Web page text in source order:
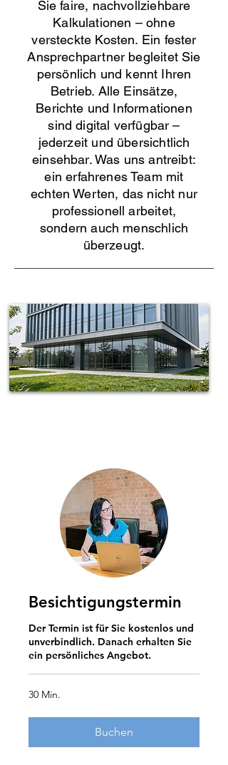
Sie faire, nachvollziehbare
Kalkulationen – ohne
versteckte Kosten. Ein fester
Ansprechpartner begleitet Sie
persönlich und kennt Ihren
Betrieb. Alle Einsätze,
Berichte und Informationen
sind digital verfügbar –
jederzeit und übersichtlich
einsehbar. Was uns antreibt:
ein erfahrenes Team mit
echten Werten, das nicht nur
professionell arbeitet,
sondern auch menschlich
überzeugt.
Besichtigungstermin
Der Termin ist für Sie kostenlos und
unverbindlich. Danach erhalten Sie
ein persönliches Angebot.
30 Min.
Buchen